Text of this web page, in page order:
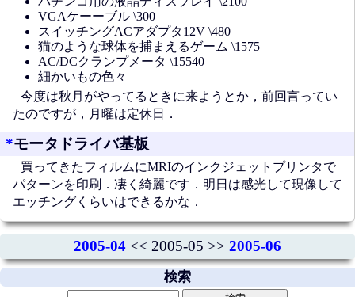
VGAケーーブル \300
スイッチングACアダプタ12V \480
猫のような球体を捕まえるゲーム \1575
AC/DCクランプメータ \15540
細かいもの色々
今度は秋月がやってるときに来ようとか，前回言ってい
たのですが，月曜は定休日．
*モータドライバ基板
買ってきたフィルムにMRIのインクジェットプリンタで
パターンを印刷．凄く綺麗です．明日は感光して現像して
エッチングくらいはできるかな．
2005-04 << 2005-05 >> 2005-06
検索